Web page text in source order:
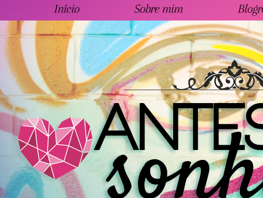
Início Sobre mim